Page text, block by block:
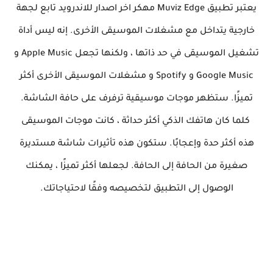
يعتبر تطبيق Muviz Edge مهكر اخر اصدار للاندرويد تابع لجهة
خارجية يتداخل مع مشغلات الموسيقى الأخرى. إنه ليس أداة
تشغيل الموسيقى في حد ذاتها ، ولكنها تجعل Apple Music و
Google Music و Spotify و مشغلات الموسيقى الأخرى أكثر
تميزًا. ستظهر موجات موسيقية ترفرف على حافة الشاشة.
كلما كان هاتفك الذكي أكثر حداثة ، كانت موجات الموسيقى
هذه أكثر حدة وإعجابًا. ستكون هذه تأثيرات شاشة مستديرة
صغيرة من الحافة إلى الحافة. لجعلها أكثر تميزًا ، يمكنك
الوصول إلى التطبيق لتخصيصه وفقًا لاحتياجاتك.